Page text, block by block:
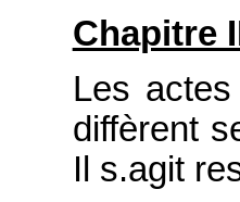
Chapitre
Les
diffèrent
Il s.agit